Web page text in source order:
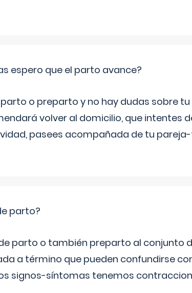
espero que el parto avance?
o preparto y no hay dudas sobre tu
volver al domicilio, que intentes
pasees acompañada de tu
parto?
parto o también preparto al conjunto
a término que pueden confundirse
signos-síntomas tenemos